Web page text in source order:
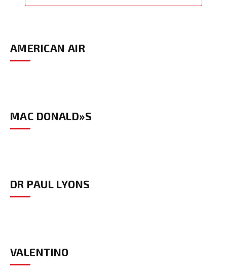
AMERICAN AIR
MAC DONALD»S
DR PAUL LYONS
VALENTINO